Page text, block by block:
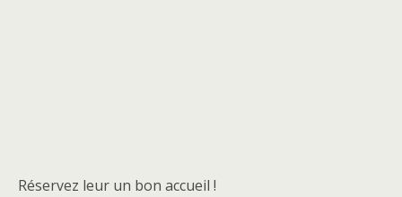
Réservez leur un bon accueil !